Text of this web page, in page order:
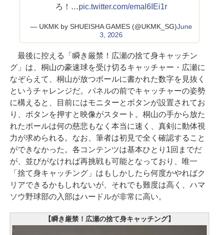
ろ！…pic.twitter.com/emal6IEi1r
— UKMK by SHUEISHA GAMES (@UKMK_SG)June
3, 2026
最後に控える「瞬き厳禁！広瀬の捨て身キャッチン
グ」は、桐山の豪速球を受け切るキャッチャー・広瀬に
なぞらえて、桐山が放つボールに書かれた数字を見抜く
というチャレンジだ。パネルの前でキャッチャーの姿勢
に構えると、目前にはモニターとボタンが設置されてお
り、ボタンを押すと映像がスタート。桐山の手から放た
れたボールは何の慈悲もなく本当に速く、真剣に動体視
力が求められる。なお、筆者は初見で全く確認すること
ができなかった。各コンテンツは基本ひとり1回までだ
が、並びがなければ再挑戦も可能となっており、唯一
「捨て身キャッチング」はもしかしたら何度かやればク
リアできるかもしれないが、それでも難度は高く、ハマ
ソウ野球部の入部はハードルが非常に高い。
【瞬き厳禁！広瀬の捨て身キャッチング】